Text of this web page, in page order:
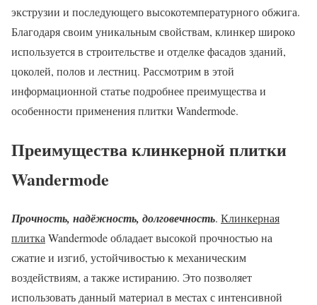
экструзии и последующего высокотемпературного обжига.
Благодаря своим уникальным свойствам, клинкер широко
используется в строительстве и отделке фасадов зданий,
цоколей, полов и лестниц. Рассмотрим в этой
информационной статье подробнее преимущества и
особенности применения плитки Wandermode.
Преимущества клинкерной плитки
Wandermode
Прочность, надёжность, долговечность. Клинкерная
плитка Wandermode обладает высокой прочностью на
сжатие и изгиб, устойчивостью к механическим
воздействиям, а также истиранию. Это позволяет
использовать данный материал в местах с интенсивной